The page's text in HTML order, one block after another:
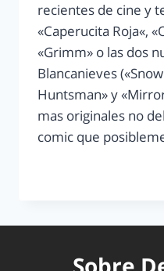
recientes de cine y
«Caperucita Roja«,
«Grimm» o las dos
Blancanieves
Huntsman» y
mas originales no
comic que